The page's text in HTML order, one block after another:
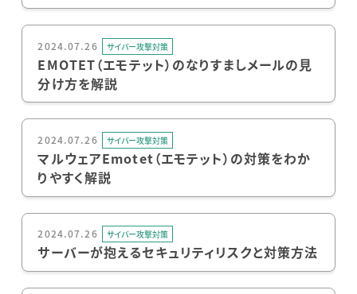
2024.07.26 サイバー攻撃対策
EMOTET（エモテット）のなりすましメールの見
分け方を解説
2024.07.26 サイバー攻撃対策
マルウェアEmotet（エモテット）の対策をわか
りやすく解説
2024.07.26 サイバー攻撃対策
サーバーが抱えるセキュリティリスクと対策方法